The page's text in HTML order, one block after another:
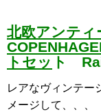
北欧アンテ
トセッ ト
レアなヴィンテー
メージして、、、